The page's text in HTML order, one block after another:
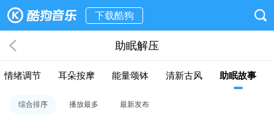
下载酷狗
助眠解压
情绪调节 耳朵按摩 能量颂钵 清新古风 助眠故事
综合排序 播放最多 最新发布